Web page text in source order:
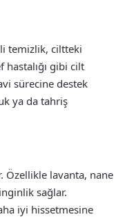
temizlik, ciltteki
hastalığı gibi cilt
sürecine destek
ya da tahriş
Özellikle lavanta, nane
sağlar.
iyi hissetmesine